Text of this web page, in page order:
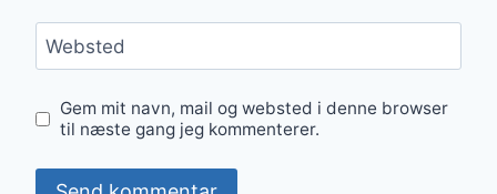
Websted
Gem mit navn, mail og websted i denne browser
til næste gang jeg kommenterer.